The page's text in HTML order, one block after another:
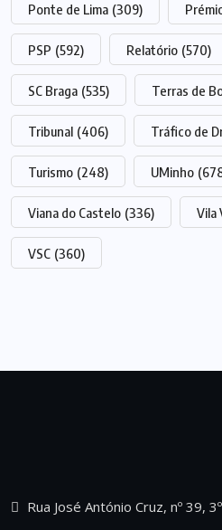
Ponte de Lima (309)
PSP (592) Relatório (570)
SC Braga (535) Terras de
Tribunal (406) Tráfico de
Turismo (248) UMinho
Viana do Castelo (336) Vila
VSC (360)
Rua José António Cruz, nº 39,